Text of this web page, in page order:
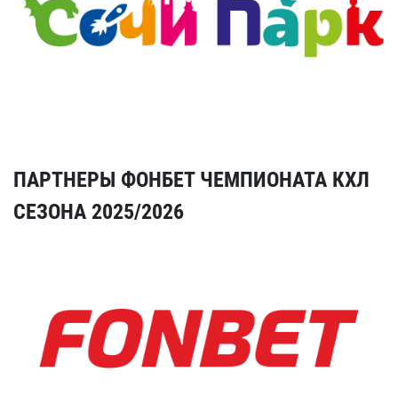
ПАРТНЕРЫ ФОНБЕТ ЧЕМПИОНАТА КХЛ
СЕЗОНА 2025/2026